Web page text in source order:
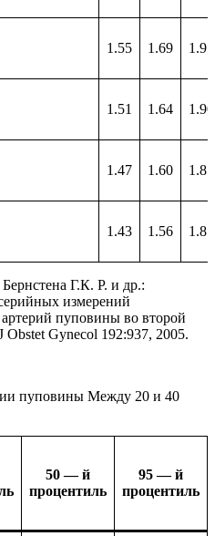
1.55 1.69 1.95
1.51 1.64 1.90
1.47 1.60 1.85
1.43 1.56 1.81
Г.К. Р. и др.:
измерений
пуповины во второй
Gynecol 192:937, 2005.
пуповины Между 20 и 40
50 — й
процентиль
95 — й
процентиль